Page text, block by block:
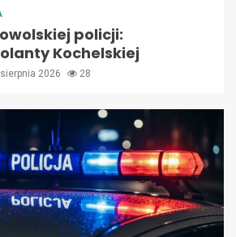
policji:
Kochelskiej
2026 28